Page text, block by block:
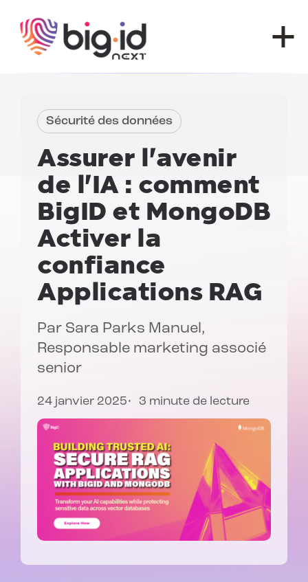
Sécurité des données
Assurer l'avenir
de l'IA : comment
BigID et MongoDB
Activer la
confiance
Applications RAG
Par Sara Parks Manuel,
Responsable marketing associé
senior
24 janvier 2025 3 minute de lecture